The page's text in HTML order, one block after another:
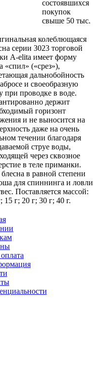
состоявшихся
покупок
свыше 50 тыс.
колеблющаяся
серии 3023 торговой
A-elita имеет форму
«спил» («срез»),
дальнобойность
и своеобразную
при проводке в воде.
держит
горизонт
и не выносится на
даже на очень
течении благодаря
струе воды,
через сквозное
в теле приманки.
в равной степени
для спиннинга и ловли
Поставляется массой:
15 г; 20 г; 30 г; 40 г.